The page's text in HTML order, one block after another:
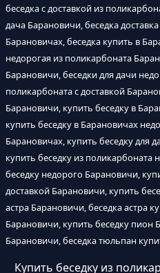
беседка с доставкой из
дача Барановичи, беседка
Барановичах, беседка купить в
недорогая из поликарбоната
Барановичи, беседки для дачи
поликарбоната с доставкой
Барановичи, купить беседку в
купить беседку в Барановичах
Барановичах, купить беседку для
купить беседку из поликарбоната
беседку недорого Барановичи,
доставкой Барановичи, купить
астра Барановичи, беседка астра
Барановичи, купить беседку пион
Барановичи, беседка тюльпан
Купить беседку из